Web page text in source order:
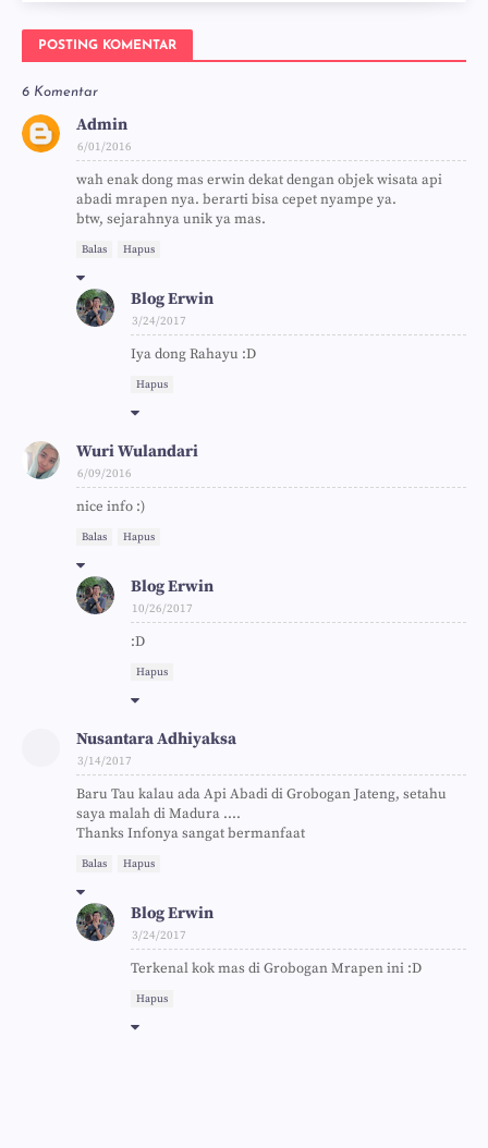
POSTING KOMENTAR
6 Komentar
Admin
6/01/2016
wah enak dong mas erwin dekat dengan objek wisata api
abadi mrapen nya. berarti bisa cepet nyampe ya.
btw, sejarahnya unik ya mas.
Balas Hapus
Blog Erwin
3/24/2017
Iya dong Rahayu :D
Hapus
Wuri Wulandari
6/09/2016
nice info :)
Balas Hapus
Blog Erwin
10/26/2017
:D
Hapus
Nusantara Adhiyaksa
3/14/2017
Baru Tau kalau ada Api Abadi di Grobogan Jateng, setahu
saya malah di Madura ....
Thanks Infonya sangat bermanfaat
Balas Hapus
Blog Erwin
3/24/2017
Terkenal kok mas di Grobogan Mrapen ini :D
Hapus